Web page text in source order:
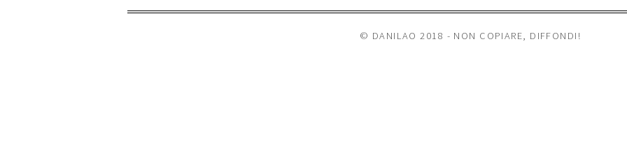
© DANILAO 2018 - NON COPIARE, DIFFONDI!